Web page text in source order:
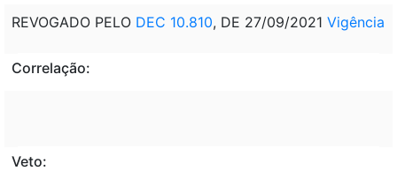
REVOGADO PELO DEC 10.810, DE 27/09/2021 Vigência
Correlação:
Veto: